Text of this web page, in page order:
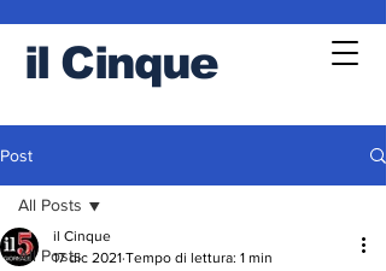
il Cinque
Post
All Posts
All Posts
il Cinque
17 dic 2021 Tempo di lettura: 1 min